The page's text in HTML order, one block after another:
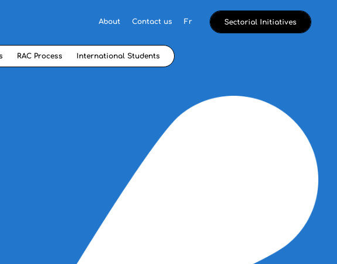
About Contact us Fr Sectorial Initiatives
RAC Process International Students